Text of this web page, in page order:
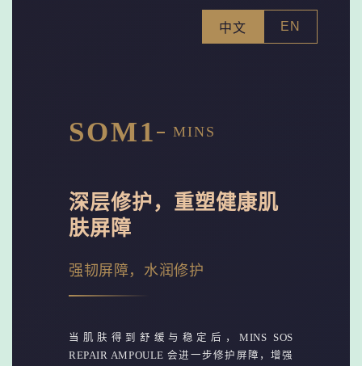
中文 EN
SOM1 MINS
深层修护，重塑健康肌
肤屏障
强韧屏障，水润修护
当肌肤得到舒缓与稳定后，MINS SOS
REPAIR AMPOULE 会进一步修护屏障，增强